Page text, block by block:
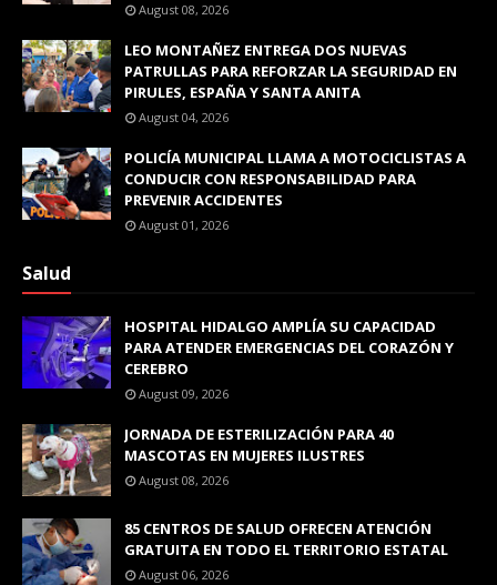
August 08, 2026
LEO MONTAÑEZ ENTREGA DOS NUEVAS
PATRULLAS PARA REFORZAR LA SEGURIDAD EN
PIRULES, ESPAÑA Y SANTA ANITA
August 04, 2026
POLICÍA MUNICIPAL LLAMA A MOTOCICLISTAS A
CONDUCIR CON RESPONSABILIDAD PARA
PREVENIR ACCIDENTES
August 01, 2026
Salud
HOSPITAL HIDALGO AMPLÍA SU CAPACIDAD
PARA ATENDER EMERGENCIAS DEL CORAZÓN Y
CEREBRO
August 09, 2026
JORNADA DE ESTERILIZACIÓN PARA 40
MASCOTAS EN MUJERES ILUSTRES
August 08, 2026
85 CENTROS DE SALUD OFRECEN ATENCIÓN
GRATUITA EN TODO EL TERRITORIO ESTATAL
August 06, 2026